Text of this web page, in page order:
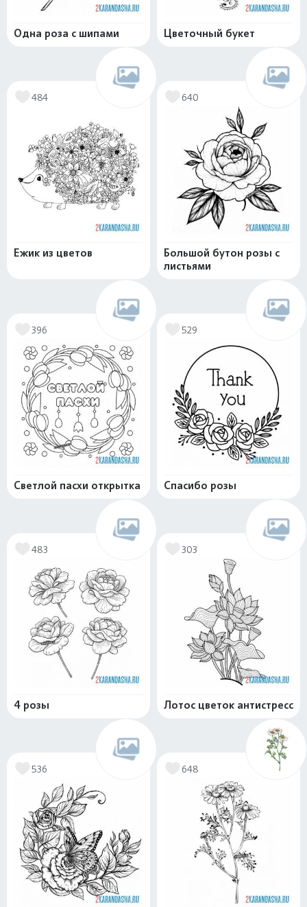
Одна роза с шипами Цветочный букет
484
Ежик из цветов
640
Большой бутон розы с
листьями
396
Светлой пасхи открытка
529
Спасибо розы
483
4 розы
303
Лотос цветок антистресс
536 648